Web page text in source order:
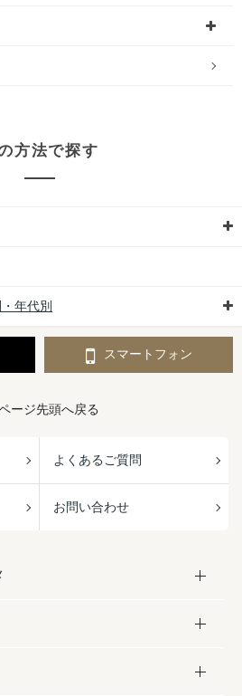
方法で探す
年代別
スマートフォン
ージ先頭へ戻る
よくあるご質問
お問い合わせ